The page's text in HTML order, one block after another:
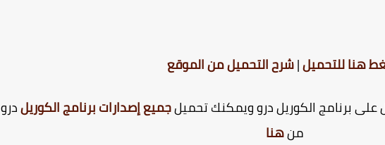
هنا للتحميل|شرح التحميل من الموقع
جميع إصدارات برنامج الكوريلدرو
منهنا